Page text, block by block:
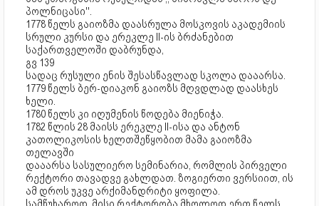
პოლნიცასი''.
1778 წელს გაიოზმა დაასრულა მოსკოვის აკადემიის
სრული კურსი და ერეკლე II-ის ბრძანებით
საქართველოში დაბრუნდა,
გვ 139
სადაც რუსული ენის შესასწავლად სკოლა დააარსა.
1779 წელს ბერ-დიაკონ გაიოზს მღვდლად დაასხეს
ხელი.
1780 წელს კი იღუმენის წოდება მიენიჭა.
1782 წლის 28 მაისს ერეკლე II-ისა და ანტონ
კათოლიკოსის ხელთშეწყობით მამა გაიოზმა
თელავში
დააარსა სასულიერო სემინარია, რომლის პირველი
რექტორი თავადვე გახლდათ. ზოგიერთი ვერსიით, ის
ამ დროს უკვე არქიმანდრიტი ყოფილა.